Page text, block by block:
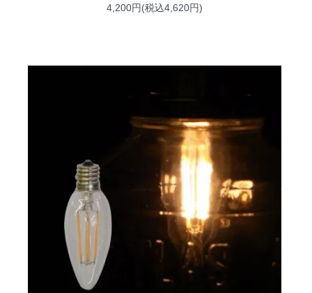
4,200円(税込4,620円)